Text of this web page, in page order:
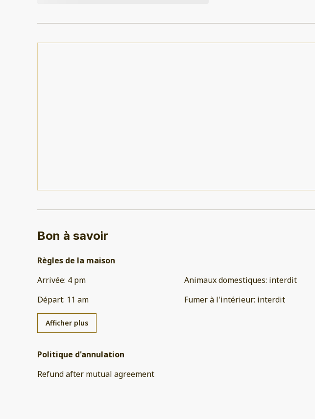
Bon à savoir
Règles de la maison
Arrivée: 4 pm
Départ: 11 am
Animaux domestiques: interdit
Fumer à l'intérieur: interdit
Afficher plus
Politique d'annulation
Refund after mutual agreement